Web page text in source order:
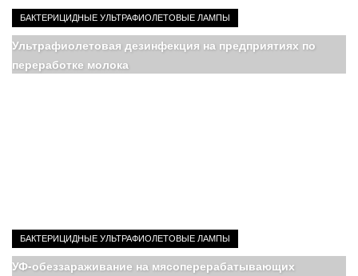
БАКТЕРИЦИДНЫЕ УЛЬТРАФИОЛЕТОВЫЕ ЛАМПЫ
Ультрафиолетовая дезинфекция на предприятиях по
переработке молока
БАКТЕРИЦИДНЫЕ УЛЬТРАФИОЛЕТОВЫЕ ЛАМПЫ
УФ-обеззараживание на мясоперерабатывающих